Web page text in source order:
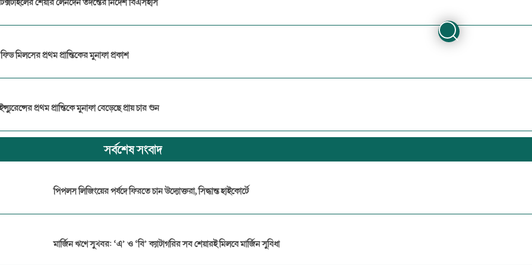
মিলসের প্রথম প্রান্তিকের মুনাফা প্রকাশ
প্রথম প্রান্তিকে মুনাফা বেড়েছে প্রায় চার গুন
সর্বশেষ সংবাদ
পিপলস লিজিংয়ের পর্ষদে ফিরতে চান উদ্যোক্তরা, সিদ্ধান্ত হাইকোর্টে
মার্জিন ঋণে সুখবর: ‘এ’ ও ‘বি’ ক্যাটাগরির সব শেয়ারই মিলবে মার্জিন সুবিধা